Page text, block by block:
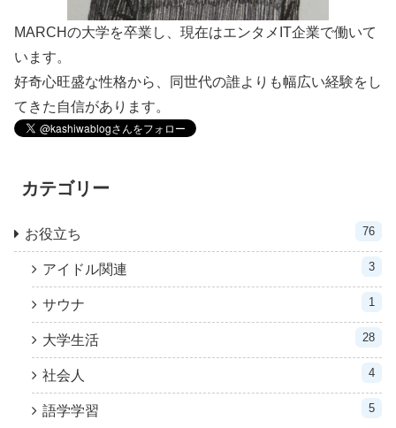
MARCHの大学を卒業し、現在はエンタメIT企業で働いて
います。
好奇心旺盛な性格から、同世代の誰よりも幅広い経験をし
てきた自信があります。
カテゴリー
お役立ち 76
アイドル関連 3
サウナ 1
大学生活 28
社会人 4
語学学習 5